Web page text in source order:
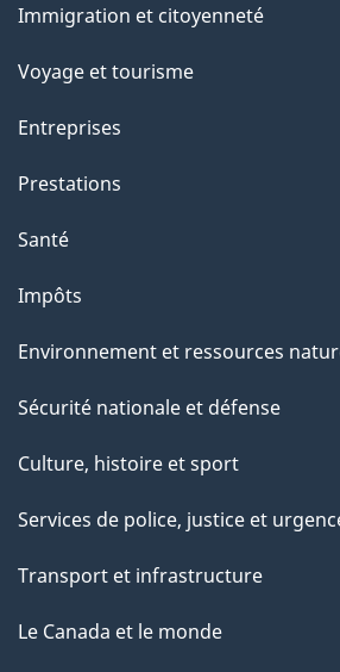
sujets
Immigration et citoyenneté
Voyage et tourisme
Entreprises
Prestations
Santé
Impôts
Environnement et ressources
Sécurité nationale et défense
Culture, histoire et sport
Services de police, justice et
Transport et infrastructure
Le Canada et le monde